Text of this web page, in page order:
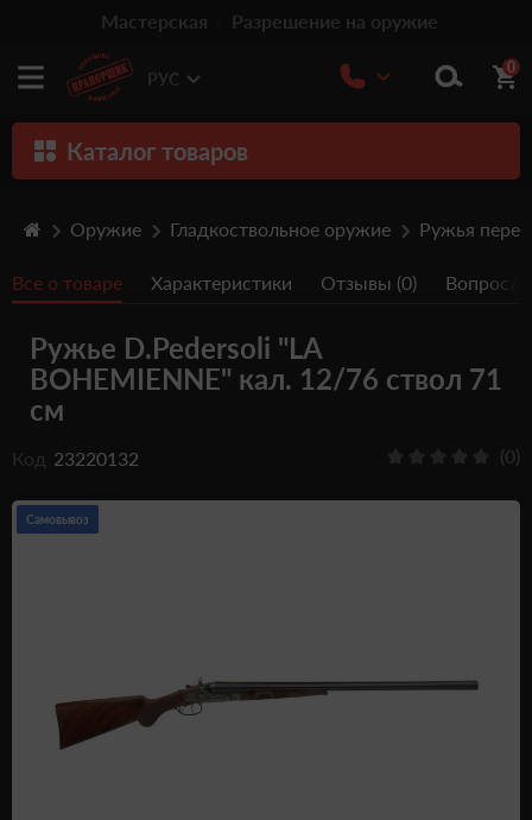
Мастерская Разрешение на оружие
РУС
0
Каталог товаров
Травматическое оружие
Пистолеты
Оптика
Релоадинг патронов
Оружие Гладкоствольное оружие Ружья
Все о товаре Характеристики Отзывы (0) Вопрос/
Ружье D.Pedersoli "LA
BOHEMIENNE" кал. 12/76 ствол 71
см
Код 23220132 (0)
Самовывоз